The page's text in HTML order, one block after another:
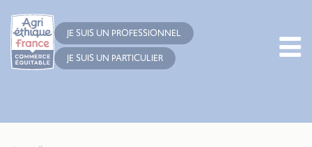
JE SUIS UN PROFESSIONNEL
JE SUIS UN PARTICULIER